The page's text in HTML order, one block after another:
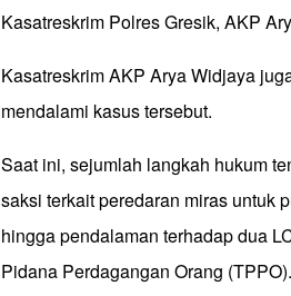
Kasatreskrim Polres Gresik, AKP
Kasatreskrim AKP Arya Widjaya
mendalami kasus tersebut.
Saat ini, sejumlah langkah hukum
saksi terkait peredaran miras untuk
hingga pendalaman terhadap dua
Pidana Perdagangan Orang (TPPO).